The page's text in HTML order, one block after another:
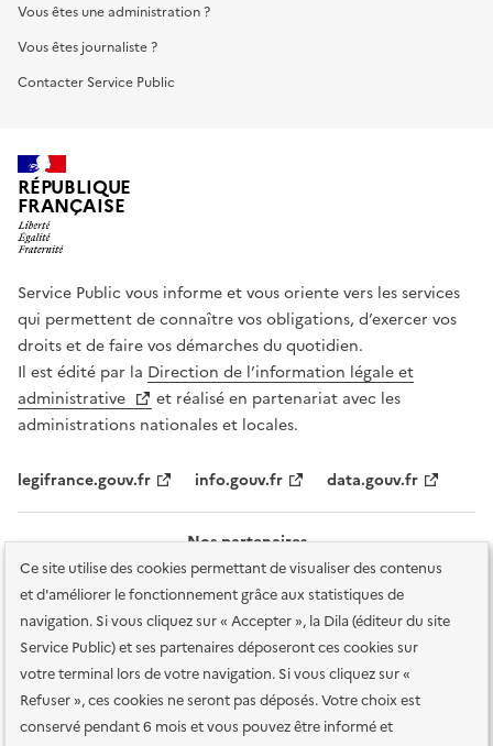
Ce site utilise des cookies permettant de visualiser des contenus
et d'améliorer le fonctionnement grâce aux statistiques de
navigation. Si vous cliquez sur « Accepter », la Dila (éditeur du site
Service Public) et ses partenaires déposeront ces cookies sur
votre terminal lors de votre navigation. Si vous cliquez sur «
Refuser », ces cookies ne seront pas déposés. Votre choix est
conservé pendant 6 mois et vous pouvez être informé et
Vous êtes une administration ?
Vous êtes journaliste ?
Contacter Service Public
RÉPUBLIQUE
FRANÇAISE
Service Public vous informe et vous oriente vers les services
qui permettent de connaître vos obligations, d’exercer vos
droits et de faire vos démarches du quotidien.
Il est édité par la Direction de l’information légale et
administrative
et réalisé en partenariat avec les
administrations nationales et locales.
legifrance.gouv.fr info.gouv.fr data.gouv.fr
Nos partenaires
Plan du site Accessibilité : totalement conforme
Accessibilité des
services en ligne Mentions légales Données personnelles et sécurité